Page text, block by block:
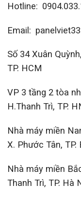
Hotline:
Email:
Số 34 Xuân
TP. HCM
VP 3 tầng 2 tòa
H.Thanh Trì, TP.
Nhà máy miền
X. Phước Tân,
Nhà máy miền
Thanh Trì, TP. Hà